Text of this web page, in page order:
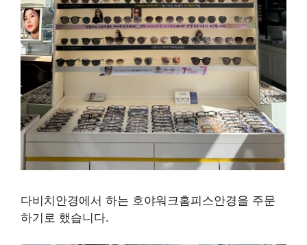
다비치안경에서 하는 호야워크홈피스안경을 주문
하기로 했습니다.